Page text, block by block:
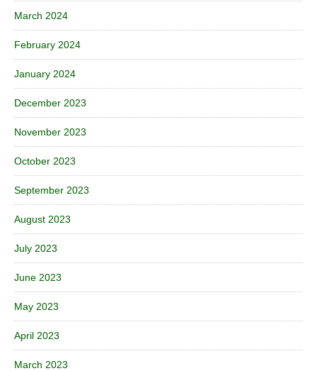
March 2024
February 2024
January 2024
December 2023
November 2023
October 2023
September 2023
August 2023
July 2023
June 2023
May 2023
April 2023
March 2023